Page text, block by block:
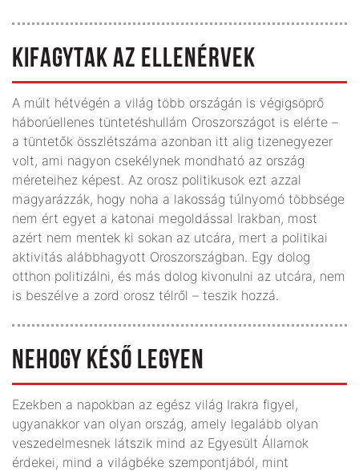
KIFAGYTAK AZ ELLENÉRVEK
A múlt hétvégén a világ több országán is végigsöprő
háborúellenes tüntetéshullám Oroszországot is elérte –
a tüntetők összlétszáma azonban itt alig tizenegyezer
volt, ami nagyon csekélynek mondható az ország
méreteihez képest. Az orosz politikusok ezt azzal
magyarázzák, hogy noha a lakosság túlnyomó többsége
nem ért egyet a katonai megoldással Irakban, most
azért nem mentek ki sokan az utcára, mert a politikai
aktivitás alábbhagyott Oroszországban. Egy dolog
otthon politizálni, és más dolog kivonulni az utcára, nem
is beszélve a zord orosz télről – teszik hozzá.
NEHOGY KÉSŐ LEGYEN
Ezekben a napokban az egész világ Irakra figyel,
ugyanakkor van olyan ország, amely legalább olyan
veszedelmesnek látszik mind az Egyesült Államok
érdekei, mind a világbéke szempontjából, mint